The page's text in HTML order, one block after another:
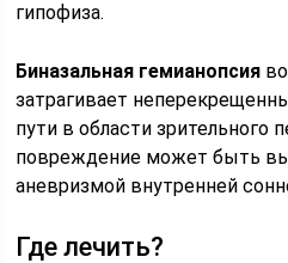
гипофиза.
Биназальная гемианопсия
затрагивает
пути в области зрительного
повреждение может быть
аневризмой внутренней
Где лечить?